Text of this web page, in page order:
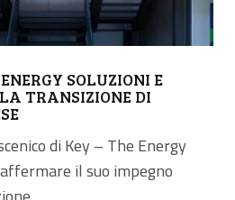
SOLUZIONI E
TRANSIZIONE DI
di Key – The Energy
il suo impegno